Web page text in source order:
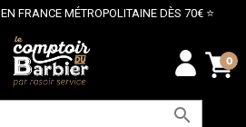
FRANCE MÉTROPOLITAINE DÈS 70€ ⭐
0
search